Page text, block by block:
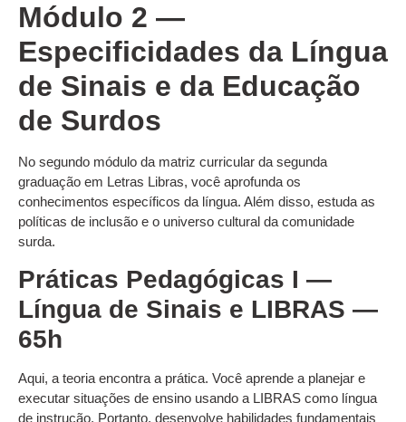
Módulo 2 —
Especificidades da Língua
de Sinais e da Educação
de Surdos
No segundo módulo da matriz curricular da segunda
graduação em Letras Libras, você aprofunda os
conhecimentos específicos da língua. Além disso, estuda as
políticas de inclusão e o universo cultural da comunidade
surda.
Práticas Pedagógicas I —
Língua de Sinais e LIBRAS —
65h
Aqui, a teoria encontra a prática. Você aprende a planejar e
executar situações de ensino usando a LIBRAS como língua
de instrução. Portanto, desenvolve habilidades fundamentais